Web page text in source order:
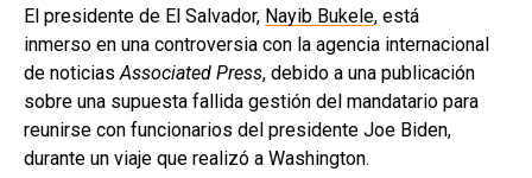
El presidente de El Salvador, Nayib Bukele, está
inmerso en una controversia con la agencia internacional
de noticias Associated Press, debido a una publicación
sobre una supuesta fallida gestión del mandatario para
reunirse con funcionarios del presidente Joe Biden,
durante un viaje que realizó a Washington.